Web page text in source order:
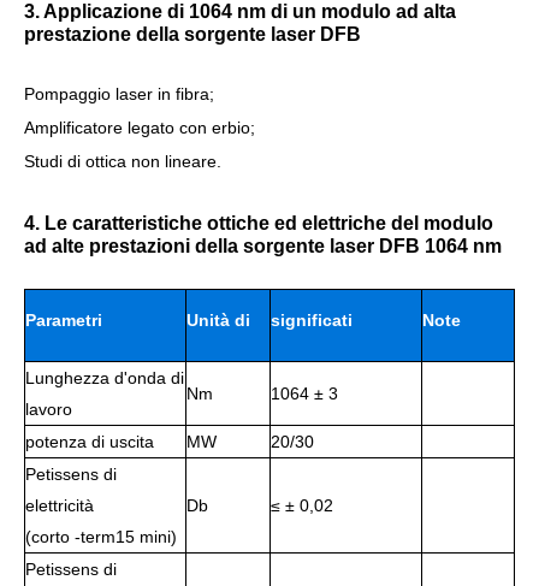
3. Applicazione di 1064 nm di un modulo ad alta
prestazione della sorgente laser DFB
Pompaggio laser in fibra;
Amplificatore legato con erbio;
Studi di ottica non lineare.
4. Le caratteristiche ottiche ed elettriche del modulo
ad alte prestazioni della sorgente laser DFB 1064 nm
Parametri Unità di significati Note
Lunghezza d'onda di
lavoro
Nm 1064 ± 3
potenza di uscita MW
20/30
Petissens di
elettricità
(corto -term15 mini)
Db ≤ ± 0,02
Petissens di